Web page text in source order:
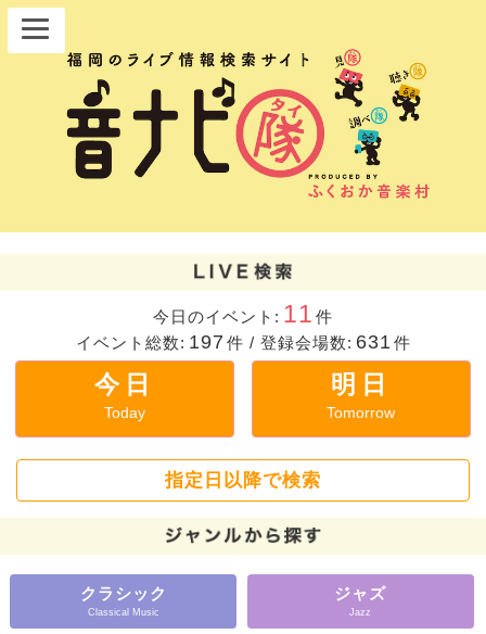
今日のイベント: 11 件
イベント総数: 197 件 / 登録会場数: 631 件
今日
Today
明日
Tomorrow
指定日以降で検索
クラシック
Classical Music
ジャズ
Jazz